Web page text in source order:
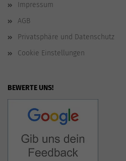
Impressum
AGB
Privatsphäre und Datenschutz
Cookie Einstellungen
BEWERTE UNS!